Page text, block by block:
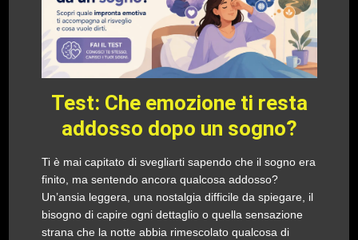
Test: Che emozione ti resta
addosso dopo un sogno?
Ti è mai capitato di svegliarti sapendo che il sogno era
finito, ma sentendo ancora qualcosa addosso?
Un’ansia leggera, una nostalgia difficile da spiegare, il
bisogno di capire ogni dettaglio o quella sensazione
strana che la notte abbia rimescolato qualcosa di